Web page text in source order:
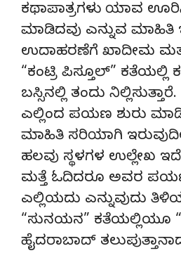
ಕಥಾಪಾತ್ರಗಳು ಯಾವ
ಮಾಡಿದವು ಎನ್ನುವ ಮಾಹಿತಿ
ಉದಾಹರಣೆಗೆ ಖಾದೀಮ ಮತ್ತು
“ಕಂಟ್ರಿ ಪಿಸ್ತೂಲ್” ಕತೆಯಲ್ಲಿ
ಬಸ್ಸಿನಲ್ಲಿ ತಂದು
ಎಲ್ಲಿಂದ ಪಯಣ ಶುರು
ಮಾಹಿತಿ ಸರಿಯಾಗಿ
ಹಲವು ಸ್ಥಳಗಳ ಉಲ್ಲೇಖ
ಮತ್ತೆ ಓದಿದರೂ ಅವರ
ಎಲ್ಲಿಯದು ಎನ್ನುವುದು
“ಸುನಯನ” ಕತೆಯಲ್ಲಿಯೂ
ಹೈದರಾಬಾದ್‌